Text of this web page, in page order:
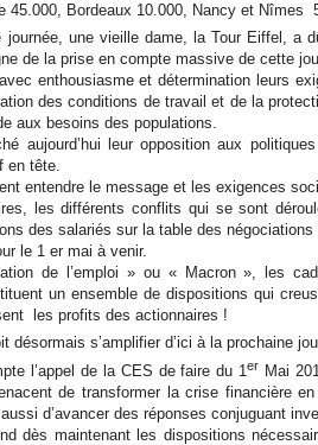
45.000, Bordeaux 10.000, Nancy et Nîmes
une vieille dame, la Tour Eiffel, a
de la prise en compte massive de cette
enthousiasme et détermination leurs
des conditions de travail et de la
aux besoins des populations.
aujourd’hui leur opposition aux
en tête.
entendre le message et les exigences
les différents conflits qui se sont
des salariés sur la table des
le 1 er mai à venir.
de l’emploi » ou « Macron », les
un ensemble de dispositions qui
les profits des actionnaires !
désormais s’amplifier d’ici à la prochaine
l’appel de la CES de faire du 1er Mai
de transformer la crise financière
d’avancer des réponses conjuguant
dès maintenant les dispositions